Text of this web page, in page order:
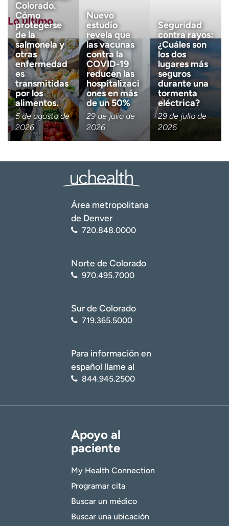
Correo electrónico (obligatorio)
Código postal (obligatorio)
Descargo de responsabilidad
Tengo más de 18 años
Quiero recibir noticias de
Quiero recibir noticias de salud en:
Lo último
Colorado.
Cómo
protegerse
de la
salmonela y
otras
enfermedad
es
transmitidas
por los
alimentos.
5 de agosto de
2026
Nuevo
estudio
revela que
las vacunas
contra la
COVID-19
reducen las
hospitalizaci
ones en más
de un 50%
29 de julio de
2026
Seguridad
contra rayos:
¿Cuáles son
los dos
lugares más
seguros
durante una
tormenta
eléctrica?
29 de julio de
2026
Área metropolitana
de Denver
720.848.0000
Norte de Colorado
970.495.7000
Sur de Colorado
719.365.5000
Para información en
español llame al
844.945.2500
Apoyo al
paciente
My Health Connection
Programar cita
Buscar un médico
Buscar una ubicación